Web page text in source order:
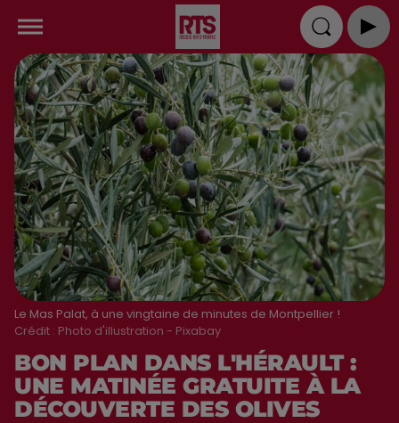
Le Mas Palat, à une vingtaine de minutes de Montpellier !
Crédit : Photo d'illustration - Pixabay
BON PLAN DANS L'HÉRAULT :
UNE MATINÉE GRATUITE À LA
DÉCOUVERTE DES OLIVES